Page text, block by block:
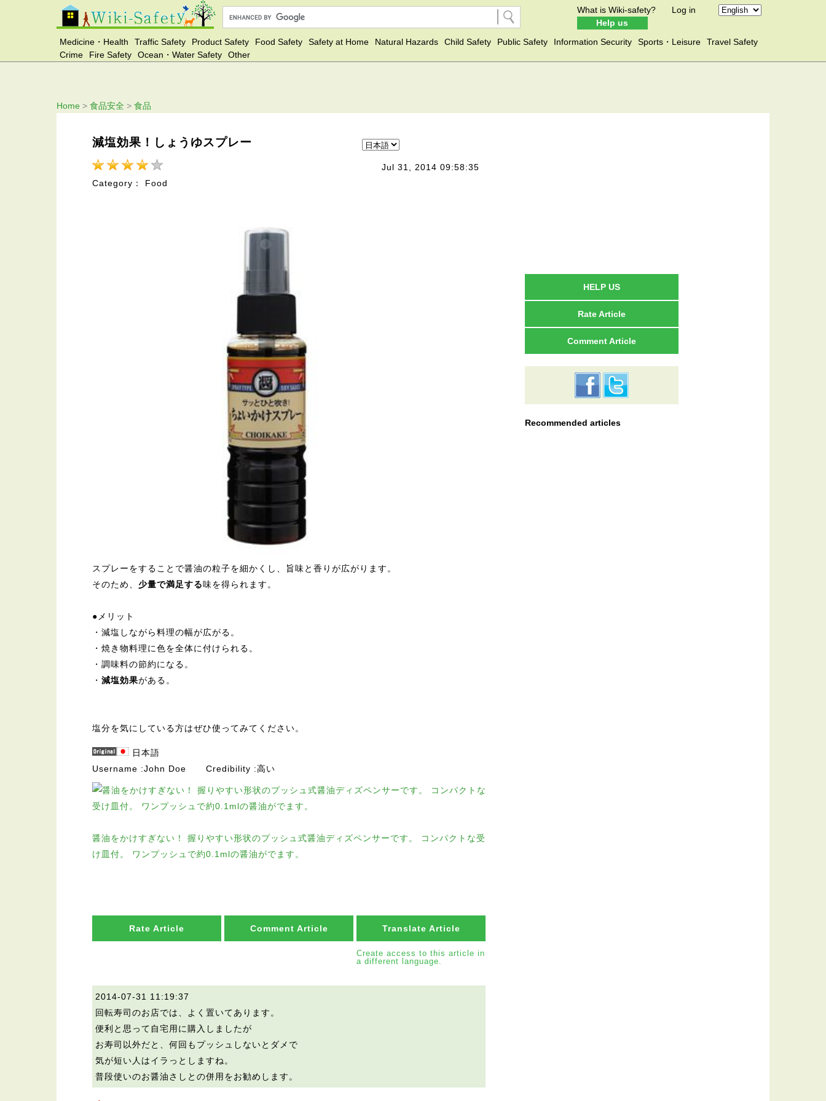
What is Wiki-safety?
Help us
Log in
Medicine・Health Traffic Safety Product Safety Food Safety Safety at Home Natural Hazards Child Safety Public Safety Information Security Sports・Leisure
Travel Safety
Crime
Fire Safety Ocean・Water Safety Other
Home > 食品安全 > 食品
減塩効果！しょうゆスプレー
Jul 31, 2014 09:58:35
Category： Food
スプレーをすることで醤油の粒子を細かくし、旨味と香りが広がります。
そのため、 少量で満足する味を得られます。
●メリット
・減塩しながら料理の幅が広がる。
・焼き物料理に色を全体に付けられる。
・調味料の節約になる。
・ 減塩効果がある。
塩分を気にしている方はぜひ使ってみてください。
日本語
Username
John Doe Credibility 高い
醤油をかけすぎない！ 握りやすい形状のプッシュ式醤油ディズペンサーです。 コンパクトな受
け皿付。 ワンプッシュで約0.1mlの醤油がでます。
Rate Article Comment Article Translate Article
Create access to this article in
a different language.
2014-07-31 11:19:37
回転寿司のお店では、よく置いてあります。
便利と思って自宅用に購入しましたが
お寿司以外だと、何回もプッシュしないとダメで
気が短い人はイラっとしますね。
普段使いのお醤油さしとの併用をお勧めします。
HELP US
Rate Article
Comment Article
Recommended articles